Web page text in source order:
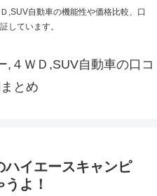
,SUV自動車の機能性や価格比較、口
しています。
,４ＷＤ,SUV自動車の口コ
とめ
ハイエースキャンピ
よ！